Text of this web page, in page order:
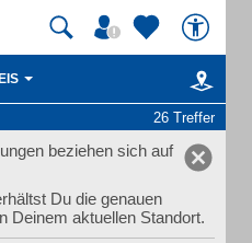
26 Treffer
beziehen sich auf
Du die genauen
Deinem aktuellen Standort.